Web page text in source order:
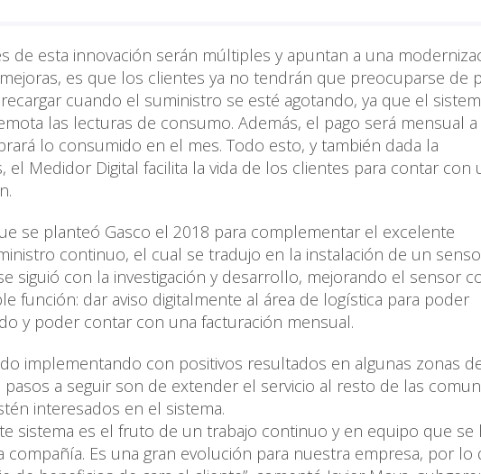
de esta innovación serán múltiples y apuntan a una
es que los clientes ya no tendrán que preocuparse de
cuando el suministro se esté agotando, ya que el
las lecturas de consumo. Además, el pago será mensual a
lo consumido en el mes. Todo esto, y también dada la
el Medidor Digital facilita la vida de los clientes para contar con
se planteó Gasco el 2018 para complementar el excelente
continuo, el cual se tradujo en la instalación de un
siguió con la investigación y desarrollo, mejorando el sensor
función: dar aviso digitalmente al área de logística para poder
y poder contar con una facturación mensual.
implementando con positivos resultados en algunas zonas
a seguir son de extender el servicio al resto de las
interesados en el sistema.
sistema es el fruto de un trabajo continuo y en equipo que se
Es una gran evolución para nuestra empresa, por lo